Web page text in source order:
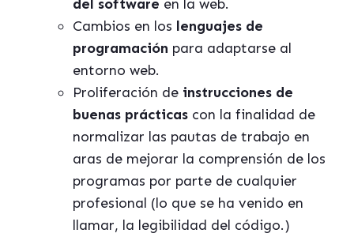
del software en la web.
Cambios en los lenguajes de
programación para adaptarse al
entorno web.
Proliferación de instrucciones de
buenas prácticas con la finalidad de
normalizar las pautas de trabajo en
aras de mejorar la comprensión de los
programas por parte de cualquier
profesional (lo que se ha venido en
llamar, la legibilidad del código.)